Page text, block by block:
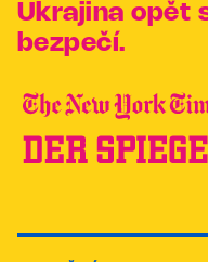
Ukrajina opět
bezpečí.